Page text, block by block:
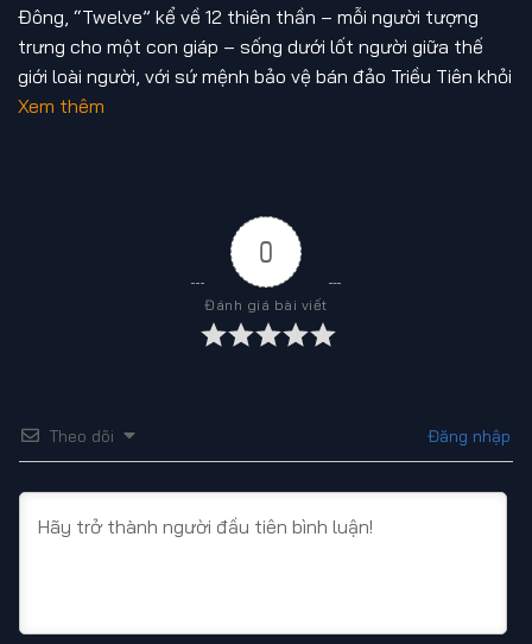
Đông, “Twelve” kể về 12 thiên thần – mỗi người tượng
trưng cho một con giáp – sống dưới lốt người giữa thế
giới loài người, với sứ mệnh bảo vệ bán đảo Triều Tiên khỏi
ác linh cổ xưa. Từ hàng ngàn năm trước, những thiên
Xem thêm
0
Đánh giá bài viết
Theo dõi Đăng nhập